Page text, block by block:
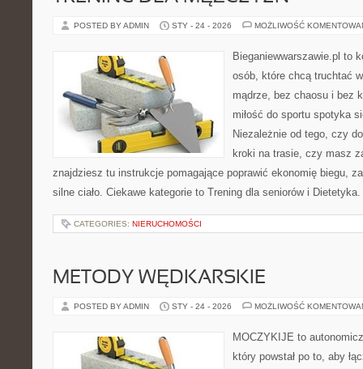
POSTED BY ADMIN STY - 24 - 2026 MOŻLIWOŚĆ
Bieganiewwarszawie.pl to
osób, które chcą truchtać
mądrze, bez chaosu i bez
miłość do sportu spotyka
Niezależnie od tego, czy
kroki na trasie, czy masz
znajdziesz tu instrukcje pomagające poprawić ekonomię biegu,
silne ciało. Ciekawe kategorie to Trening dla seniorów i
CATEGORIES: NIERUCHOMOŚCI
METODY WĘDKARSKIE
POSTED BY ADMIN STY - 24 - 2026 MOŻLIWOŚĆ
MOCZYKIJE to
który powstał po to, aby